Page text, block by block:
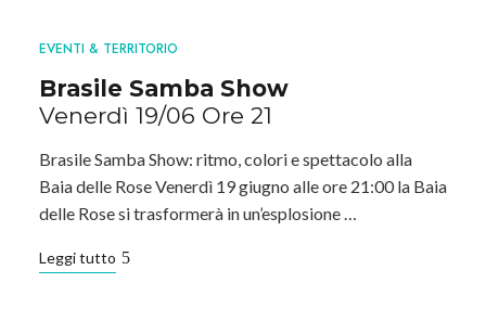
EVENTI & TERRITORIO
Brasile Samba Show
Venerdì 19/06 Ore 21
Brasile Samba Show: ritmo, colori e spettacolo alla
Baia delle Rose Venerdì 19 giugno alle ore 21:00 la Baia
delle Rose si trasformerà in un’esplosione …
Leggi tutto